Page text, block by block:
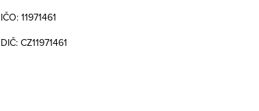
IČO: 11971461
DIČ: CZ11971461